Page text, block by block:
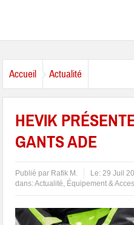
Accueil Actualité
HEVIK
GANTS ADE
Publié par Rafik M. Le:29 Juil
dans:Actualité, Équipement &